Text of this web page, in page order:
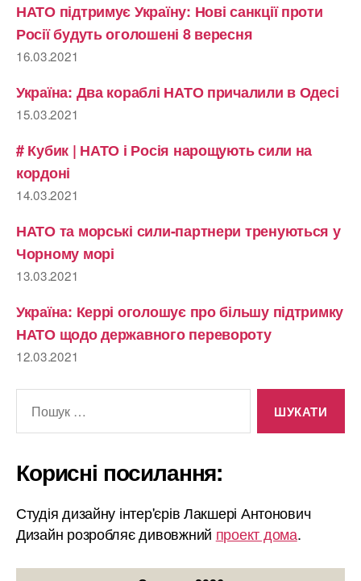
НАТО підтримує Україну: Нові санкції проти
Росії будуть оголошені 8 вересня
16.03.2021
Україна: Два кораблі НАТО причалили в Одесі
15.03.2021
# Кубик | НАТО і Росія нарощують сили на
кордоні
14.03.2021
НАТО та морські сили-партнери тренуються у
Чорному морі
13.03.2021
Україна: Керрі оголошує про більшу підтримку
НАТО щодо державного перевороту
12.03.2021
Корисні посилання:
Студія дизайну інтер'єрів Лакшері Антонович
Дизайн розробляє дивовжний проект дома.